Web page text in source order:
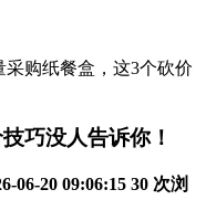
采购纸餐盒，这3个砍价
巧没人告诉你！
06-20 09:06:15 30 次浏